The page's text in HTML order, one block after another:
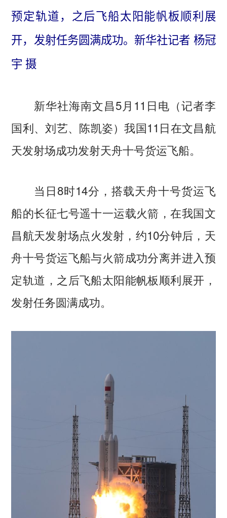
预定轨道，之后飞船太阳能帆板顺利展
开，发射任务圆满成功。新华社记者 杨冠
宇 摄
新华社海南文昌5月11日电（记者李
国利、刘艺、陈凯姿）我国11日在文昌航
天发射场成功发射天舟十号货运飞船。
当日8时14分，搭载天舟十号货运飞
船的长征七号遥十一运载火箭，在我国文
昌航天发射场点火发射，约10分钟后，天
舟十号货运飞船与火箭成功分离并进入预
定轨道，之后飞船太阳能帆板顺利展开，
发射任务圆满成功。